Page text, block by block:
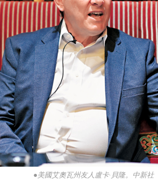
●美國艾奧瓦州友人盧卡·貝隆。中新社